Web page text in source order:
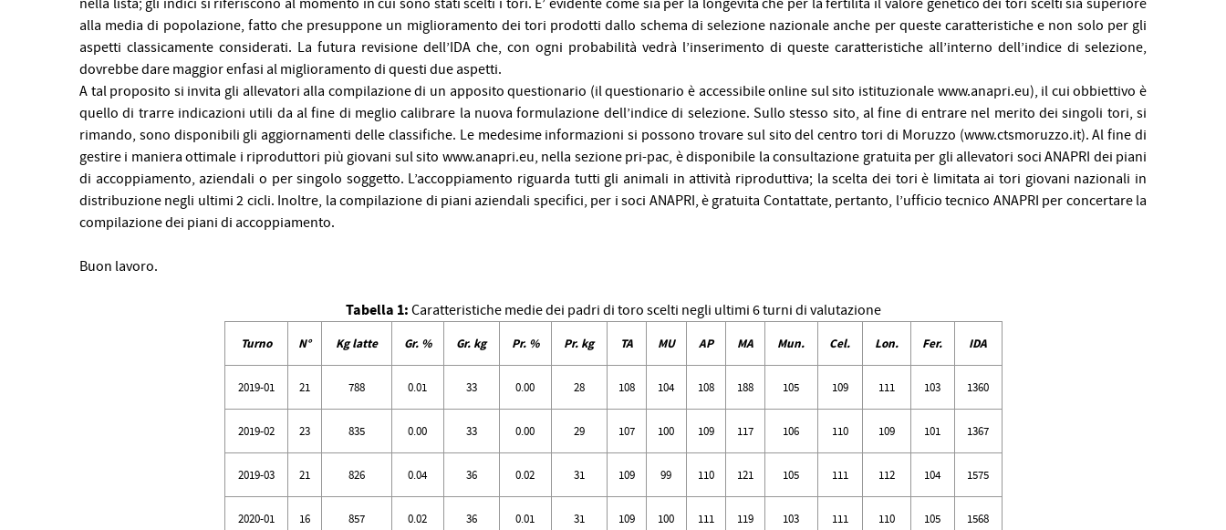
nella lista; gli indici si riferiscono al momento in cui sono stati scelti i tori. E’ evidente come sia per la longevità che per la fertilità il valore genetico dei tori scelti sia superiore
alla media di popolazione, fatto che presuppone un miglioramento dei tori prodotti dallo schema di selezione nazionale anche per queste caratteristiche e non solo per gli
aspetti classicamente considerati. La futura revisione dell’IDA che, con ogni probabilità vedrà l’inserimento di queste caratteristiche all’interno dell’indice di selezione,
dovrebbe dare maggior enfasi al miglioramento di questi due aspetti.
A tal proposito si invita gli allevatori alla compilazione di un apposito questionario (il questionario è accessibile online sul sito istituzionale www.anapri.eu), il cui obbiettivo è
quello di trarre indicazioni utili da al fine di meglio calibrare la nuova formulazione dell’indice di selezione. Sullo stesso sito, al fine di entrare nel merito dei singoli tori, si
rimando, sono disponibili gli aggiornamenti delle classifiche. Le medesime informazioni si possono trovare sul sito del centro tori di Moruzzo (www.ctsmoruzzo.it). Al fine di
gestire i maniera ottimale i riproduttori più giovani sul sito www.anapri.eu, nella sezione pri-pac, è disponibile la consultazione gratuita per gli allevatori soci ANAPRI dei piani
di accoppiamento, aziendali o per singolo soggetto. L’accoppiamento riguarda tutti gli animali in attività riproduttiva; la scelta dei tori è limitata ai tori giovani nazionali in
distribuzione negli ultimi 2 cicli. Inoltre, la compilazione di piani aziendali specifici, per i soci ANAPRI, è gratuita Contattate, pertanto, l’ufficio tecnico ANAPRI per concertare la
compilazione dei piani di accoppiamento.
Buon lavoro.
Tabella 1: Caratteristiche medie dei padri di toro scelti negli ultimi 6 turni di valutazione
Turno N° Kg latte Gr. % Gr. kg Pr. % Pr. kg TA MU AP MA Mun. Cel. Lon. Fer. IDA
2019-01 21 788 0.01 33 0.00 28 108 104 108 188 105 109 111 103 1360
2019-02 23 835 0.00 33 0.00 29 107 100 109 117 106 110 109 101 1367
2019-03 21 826 0.04 36 0.02 31 109 99 110 121 105 111 112 104 1575
2020-01 16 857 0.02 36 0.01 31 109 100 111 119 103 111 110 105 1568